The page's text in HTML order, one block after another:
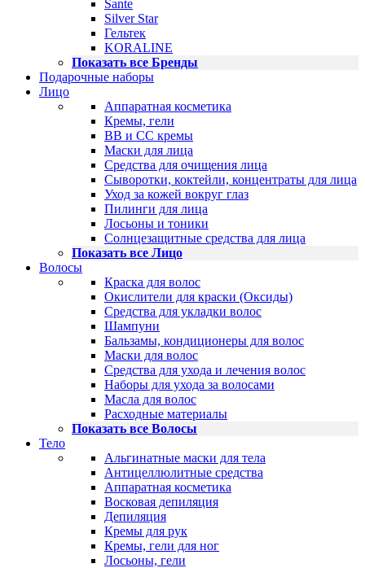
Sante
Silver Star
Гельтек
KORALINE
Показать все Бренды
Подарочные наборы
Лицо
Аппаратная косметика
Кремы, гели
BB и CC кремы
Маски для лица
Средства для очищения лица
Сыворотки, коктейли, концентраты для лица
Уход за кожей вокруг глаз
Пилинги для лица
Лосьоны и тоники
Солнцезащитные средства для лица
Показать все Лицо
Волосы
Краска для волос
Окислители для краски (Оксиды)
Средства для укладки волос
Шампуни
Бальзамы, кондиционеры для волос
Маски для волос
Средства для ухода и лечения волос
Наборы для ухода за волосами
Масла для волос
Расходные материалы
Показать все Волосы
Тело
Альгинатные маски для тела
Антицеллюлитные средства
Аппаратная косметика
Восковая депиляция
Депиляция
Кремы для рук
Кремы, гели для ног
Лосьоны, гели